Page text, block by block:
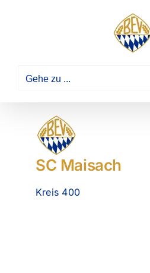
Gehe zu ...
SC Maisach
Kreis 400